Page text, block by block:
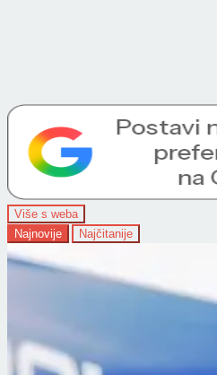
Više s weba
Najnovije
Najčitanije